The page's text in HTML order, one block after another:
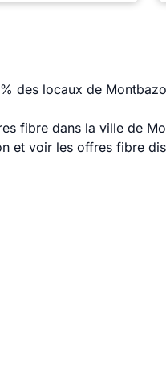
des locaux de
fibre dans la ville de
et voir les offres fibre